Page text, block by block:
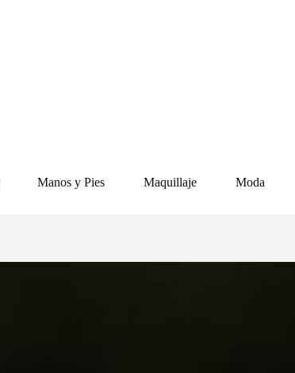
Manos y Pies Maquillaje Moda